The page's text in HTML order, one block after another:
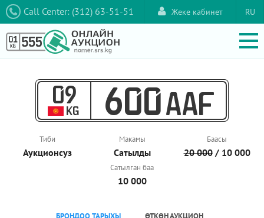
Call Center: (312) 63-51-51 RU
Жеке кабинет
09
KG 600 AAF
Тиби
Аукционcуз
Макамы
Сатылды
Баасы
20 000/ 10 000
Сатылган баа
10 000
БРОНДОО ТАРЫХЫ ӨТКӨН АУКЦИОН